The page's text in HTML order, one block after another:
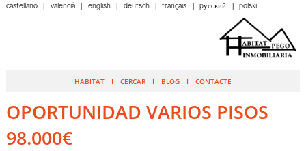
HABITAT CERCAR BLOG CONTACTE
castellano valencià english deutsch français pусский polski
OPORTUNIDAD VARIOS PISOS
98.000€